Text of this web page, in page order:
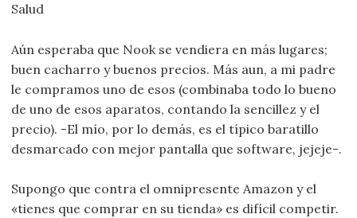
Salud
Aún esperaba que Nook se vendiera en más lugares;
buen cacharro y buenos precios. Más aun, a mi padre
le compramos uno de esos (combinaba todo lo bueno
de uno de esos aparatos, contando la sencillez y el
precio). -El mío, por lo demás, es el típico baratillo
desmarcado con mejor pantalla que software, jejeje-.
Supongo que contra el omnipresente Amazon y el
«tienes que comprar en su tienda» es difícil competir.